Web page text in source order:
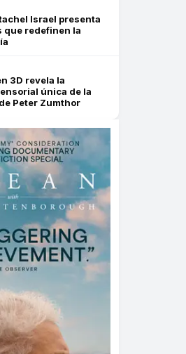
Israel presenta
que redefinen la
3D revela la
única de la
Peter Zumthor